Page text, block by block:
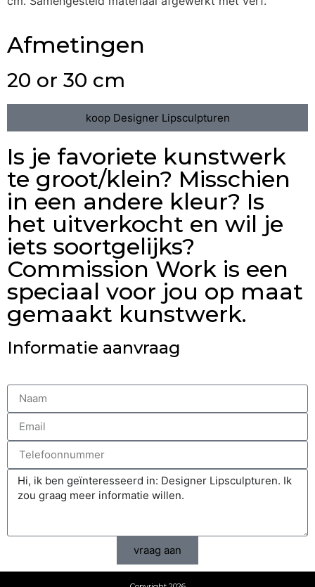
Afmetingen
20 or 30 cm
koop Designer Lipsculpturen
Is je favoriete kunstwerk
te groot/klein? Misschien
in een andere kleur? Is
het uitverkocht en wil je
iets soortgelijks?
Commission Work is een
speciaal voor jou op maat
gemaakt kunstwerk.
Informatie aanvraag
vraag aan